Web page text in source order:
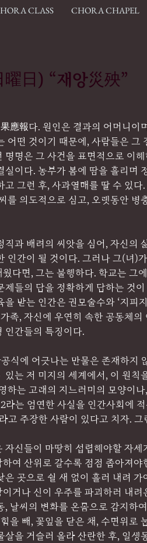
CLASS CHORA CHAPEL
日) “재앙災殃”
應報다. 원인은 결과의 어머니이
어떤 것이기 때문에, 사람들은 그
명명은 그 사건을 표면적으로 이
실이다. 농부가 봄에 땀을 흘리며
고 그런 후, 사과열매를 딸 수 있
를 의도적으로 심고, 오랫동안 병
직과 배려의 씨앗을 심어, 자신의
인간이 될 것이다. 그러나 그(녀)
다면, 그는 불행하다. 학교는 그
제들의 답을 정확하게 답하는 것
을 받는 인간은 권모술수와 ‘지피
족, 자신에 우연히 속한 공동체
인간들의 특징이다.
공식에 어긋나는 만물은 존재하지
있는 저 미지의 세계에서, 이 원칙
하는 고래의 지느러미의 모양이
라는 엄연한 사실을 인간사회에
고 주장한 사람이 있다고 치자.
신들이 마땅히 섭렵해야할 자세
여 산위로 갈수록 점점 좁아져
은 곳으로 쉴 새 없이 흘러 내려
거나 신이 우주를 파괴하러 내
, 날씨의 변화를 온몸으로 감지하
을 빼, 꽃잎을 닫은 채, 수면위로
살을 거슬러 올라 산란한 후, 일생